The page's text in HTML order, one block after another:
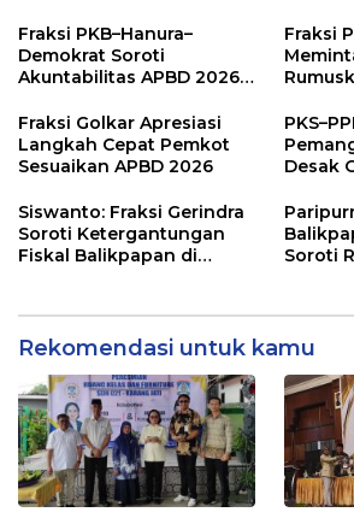
Fraksi PKB–Hanura–
Demokrat Soroti
Akuntabilitas APBD 2026
Pengawasan Belanja
Modal
Fraksi
Fraksi Golkar Apresiasi
Langkah Cepat Pemkot
Sesuaikan APBD 2026
Desak
Siswanto: Fraksi Gerindra
Soroti Ketergantungan
Fiskal Balikpapan di
Soroti
Rekomendasi untuk kamu